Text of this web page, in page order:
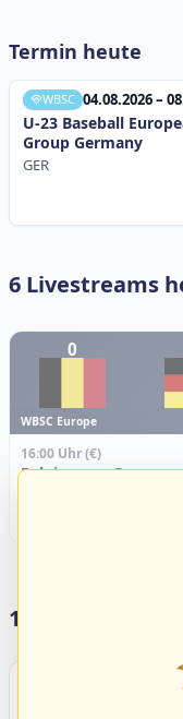
Termin heute
WBSC 04.08.2026 –
U-23 Baseball
Group Germany
GER
6 Livestreams
0
WBSC Europe
16:00 Uhr(€)
Belgium vs. Germany
17 Vereine im